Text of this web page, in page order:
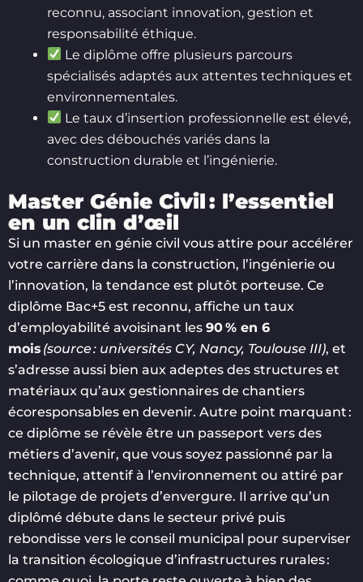
reconnu, associant innovation, gestion et
responsabilité éthique.
Le diplôme offre plusieurs parcours
spécialisés adaptés aux attentes techniques et
environnementales.
Le taux d’insertion professionnelle est élevé,
avec des débouchés variés dans la
construction durable et l’ingénierie.
Master Génie Civil : l’essentiel
en un clin d’œil
Si un master en génie civil vous attire pour accélérer
votre carrière dans la construction, l’ingénierie ou
l’innovation, la tendance est plutôt porteuse. Ce
diplôme Bac+5 est reconnu, affiche un taux
d’employabilité avoisinant les 90 % en 6
mois (source : universités CY, Nancy, Toulouse III), et
s’adresse aussi bien aux adeptes des structures et
matériaux qu’aux gestionnaires de chantiers
écoresponsables en devenir. Autre point marquant :
ce diplôme se révèle être un passeport vers des
métiers d’avenir, que vous soyez passionné par la
technique, attentif à l’environnement ou attiré par
le pilotage de projets d’envergure. Il arrive qu’un
diplômé débute dans le secteur privé puis
rebondisse vers le conseil municipal pour superviser
la transition écologique d’infrastructures rurales :